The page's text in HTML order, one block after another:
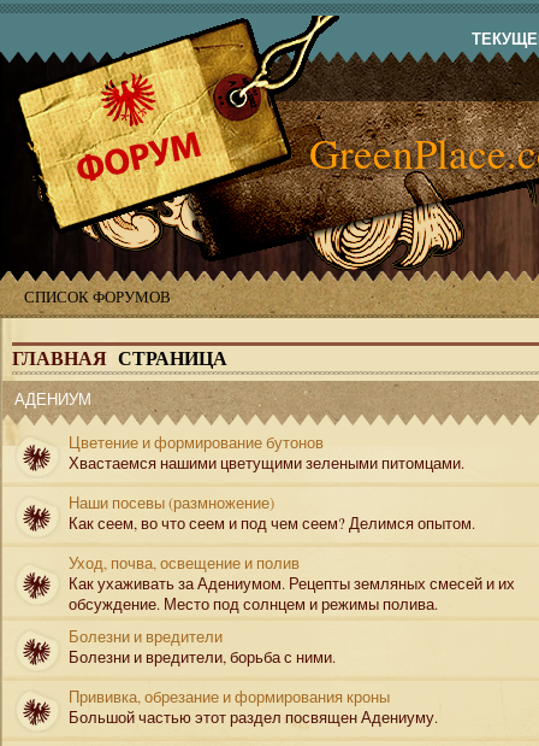
СПИСОК ФОРУМОВ
ГЛАВНАЯ СТРАНИЦА
АДЕНИУМ
Цветение и формирование бутонов
Хвастаемся нашими цветущими зелеными питомцами.
Наши посевы (размножение)
Как сеем, во что сеем и под чем сеем? Делимся опытом.
Уход, почва, освещение и полив
Как ухаживать за Адениумом. Рецепты земляных смесей и их
обсуждение. Место под солнцем и режимы полива.
Болезни и вредители
Болезни и вредители, борьба с ними.
Прививка, обрезание и формирования кроны
Большой частью этот раздел посвящен Адениуму.